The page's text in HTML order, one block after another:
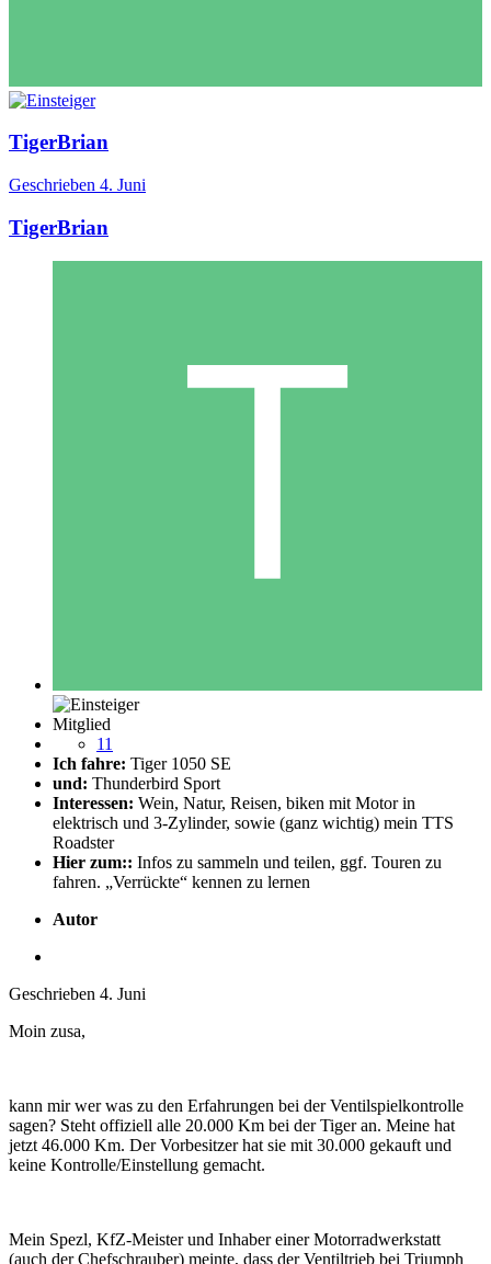
TigerBrian
Geschrieben 4. Juni
TigerBrian
Mitglied
11
Ich fahre: Tiger 1050 SE
und: Thunderbird Sport
Interessen: Wein, Natur, Reisen, biken mit Motor in
elektrisch und 3-Zylinder, sowie (ganz wichtig) mein TTS
Roadster
Hier zum:: Infos zu sammeln und teilen, ggf. Touren zu
fahren. „Verrückte“ kennen zu lernen
Autor
Geschrieben 4. Juni
Moin zusa,
kann mir wer was zu den Erfahrungen bei der Ventilspielkontrolle
sagen? Steht offiziell alle 20.000 Km bei der Tiger an. Meine hat
jetzt 46.000 Km. Der Vorbesitzer hat sie mit 30.000 gekauft und
keine Kontrolle/Einstellung gemacht.
Mein Spezl, KfZ-Meister und Inhaber einer Motorradwerkstatt
(auch der Chefschrauber) meinte, dass der Ventiltrieb bei Triumph